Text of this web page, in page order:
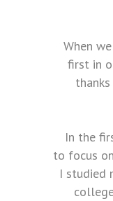
When
first in
In the
to focus
I studied